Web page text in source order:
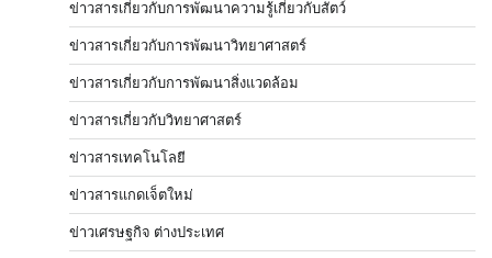
ข่าวสารเกี่ยวกับการพัฒนาความรู้เกี่ยวกับสัตว์
ข่าวสารเกี่ยวกับการพัฒนาวิทยาศาสตร์
ข่าวสารเกี่ยวกับการพัฒนาสิ่งแวดล้อม
ข่าวสารเกี่ยวกับวิทยาศาสตร์
ข่าวสารเทคโนโลยี
ข่าวสารแกดเจ็ตใหม่
ข่าวเศรษฐกิจ ต่างประเทศ